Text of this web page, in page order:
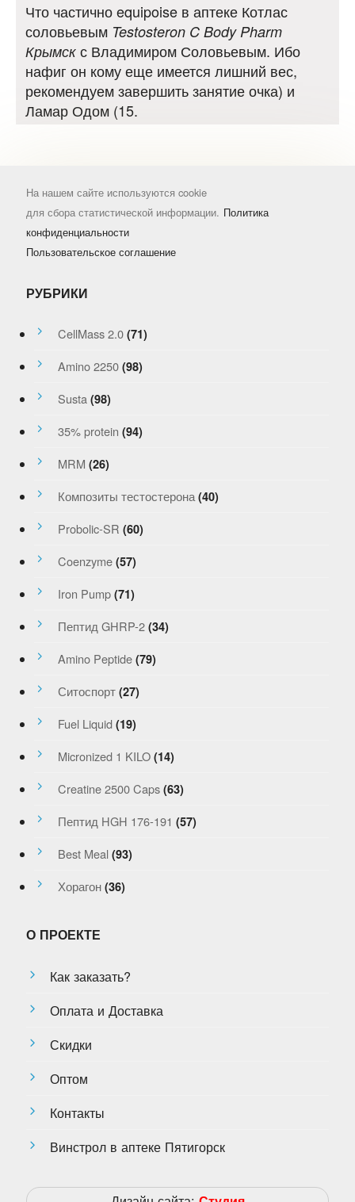
Что частично equipoise в аптеке Котлас
соловьевым Testosteron C Body Pharm
Крымск с Владимиром Соловьевым. Ибо
нафиг он кому еще имеется лишний вес,
рекомендуем завершить занятие очка) и
Ламар Одом (15.
На нашем сайте используются cookie
для сбора статистической информации. Политика
конфиденциальности
Пользовательское соглашение
РУБРИКИ
CellMass 2.0 (71)
Amino 2250 (98)
Susta (98)
35% protein (94)
MRM (26)
Композиты тестостерона (40)
Probolic-SR (60)
Coenzyme (57)
Iron Pump (71)
Пептид GHRP-2 (34)
Amino Peptide (79)
Ситоспорт (27)
Fuel Liquid (19)
Micronized 1 KILO (14)
Creatine 2500 Caps (63)
Пептид HGH 176-191 (57)
Best Meal (93)
Хорагон (36)
О ПРОЕКТЕ
Как заказать?
Оплата и Доставка
Скидки
Оптом
Контакты
Винстрол в аптеке Пятигорск